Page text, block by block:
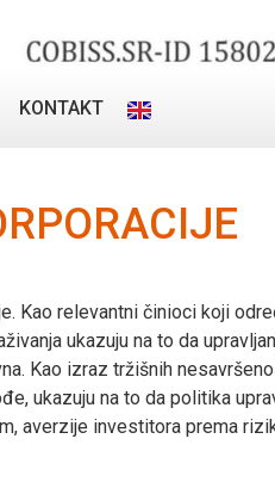
KONTAKT
Kao relevantni činioci koji
ukazuju na to da
Kao izraz tržišnih
ukazuju na to da politika
averzije investitora prema